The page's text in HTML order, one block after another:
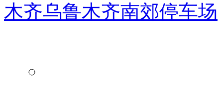
木齐乌鲁木齐南郊停车场